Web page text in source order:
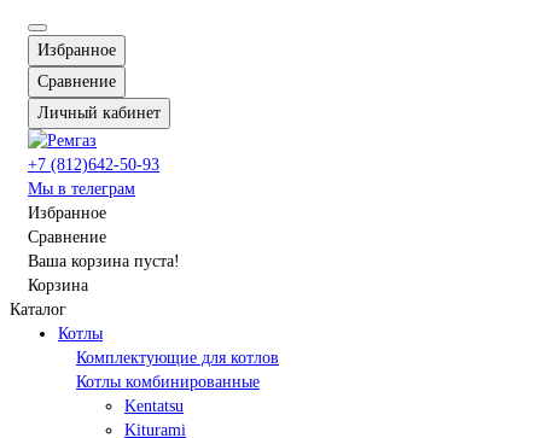
Избранное
Сравнение
Личный кабинет
+7 (812)642-50-93
Мы в телеграм
Избранное
Сравнение
Ваша корзина пуста!
Корзина
Каталог
Котлы
Комплектующие для котлов
Котлы комбинированные
Kentatsu
Kiturami